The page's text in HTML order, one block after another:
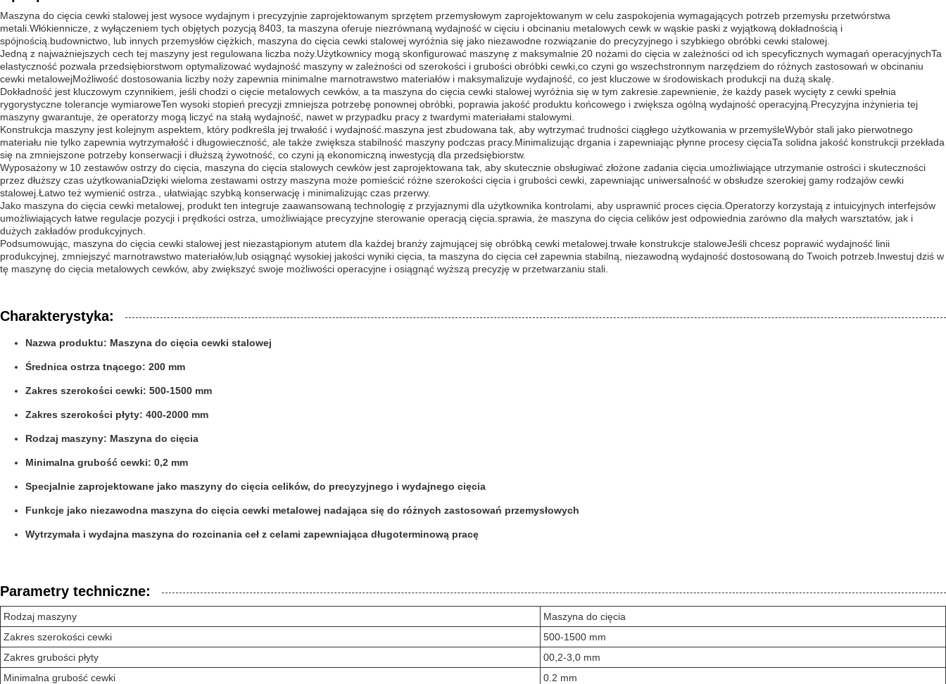
Maszyna do cięcia cewki stalowej jest wysoce wydajnym i precyzyjnie zaprojektowanym sprzętem przemysłowym zaprojektowanym w celu zaspokojenia wymagających potrzeb przemysłu przetwórstwa
metali.Włókiennicze, z wyłączeniem tych objętych pozycją 8403, ta maszyna oferuje niezrównaną wydajność w cięciu i obcinaniu metalowych cewk w wąskie paski z wyjątkową dokładnością i
spójnością.budownictwo, lub innych przemysłów ciężkich, maszyna do cięcia cewki stalowej wyróżnia się jako niezawodne rozwiązanie do precyzyjnego i szybkiego obróbki cewki stalowej.
Jedną z najważniejszych cech tej maszyny jest regulowana liczba noży.Użytkownicy mogą skonfigurować maszynę z maksymalnie 20 nożami do cięcia w zależności od ich specyficznych wymagań operacyjnychTa
elastyczność pozwala przedsiębiorstwom optymalizować wydajność maszyny w zależności od szerokości i grubości obróbki cewki,co czyni go wszechstronnym narzędziem do różnych zastosowań w obcinaniu
cewki metalowejMożliwość dostosowania liczby noży zapewnia minimalne marnotrawstwo materiałów i maksymalizuje wydajność, co jest kluczowe w środowiskach produkcji na dużą skalę.
Dokładność jest kluczowym czynnikiem, jeśli chodzi o cięcie metalowych cewków, a ta maszyna do cięcia cewki stalowej wyróżnia się w tym zakresie.zapewnienie, że każdy pasek wycięty z cewki spełnia
rygorystyczne tolerancje wymiaroweTen wysoki stopień precyzji zmniejsza potrzebę ponownej obróbki, poprawia jakość produktu końcowego i zwiększa ogólną wydajność operacyjną.Precyzyjna inżynieria tej
maszyny gwarantuje, że operatorzy mogą liczyć na stałą wydajność, nawet w przypadku pracy z twardymi materiałami stalowymi.
Konstrukcja maszyny jest kolejnym aspektem, który podkreśla jej trwałość i wydajność.maszyna jest zbudowana tak, aby wytrzymać trudności ciągłego użytkowania w przemyśleWybór stali jako pierwotnego
materiału nie tylko zapewnia wytrzymałość i długowieczność, ale także zwiększa stabilność maszyny podczas pracy.Minimalizując drgania i zapewniając płynne procesy cięciaTa solidna jakość konstrukcji przekłada
się na zmniejszone potrzeby konserwacji i dłuższą żywotność, co czyni ją ekonomiczną inwestycją dla przedsiębiorstw.
Wyposażony w 10 zestawów ostrzy do cięcia, maszyna do cięcia stalowych cewków jest zaprojektowana tak, aby skutecznie obsługiwać złożone zadania cięcia.umożliwiające utrzymanie ostrości i skuteczności
przez dłuższy czas użytkowaniaDzięki wieloma zestawami ostrzy maszyna może pomieścić różne szerokości cięcia i grubości cewki, zapewniając uniwersalność w obsłudze szerokiej gamy rodzajów cewki
stalowej.Łatwo też wymienić ostrza., ułatwiając szybką konserwację i minimalizując czas przerwy.
Jako maszyna do cięcia cewki metalowej, produkt ten integruje zaawansowaną technologię z przyjaznymi dla użytkownika kontrolami, aby usprawnić proces cięcia.Operatorzy korzystają z intuicyjnych interfejsów
umożliwiających łatwe regulacje pozycji i prędkości ostrza, umożliwiające precyzyjne sterowanie operacją cięcia.sprawia, że maszyna do cięcia celików jest odpowiednia zarówno dla małych warsztatów, jak i
dużych zakładów produkcyjnych.
Podsumowując, maszyna do cięcia cewki stalowej jest niezastąpionym atutem dla każdej branży zajmującej się obróbką cewki metalowej.trwałe konstrukcje staloweJeśli chcesz poprawić wydajność linii
produkcyjnej, zmniejszyć marnotrawstwo materiałów,lub osiągnąć wysokiej jakości wyniki cięcia, ta maszyna do cięcia ceł zapewnia stabilną, niezawodną wydajność dostosowaną do Twoich potrzeb.Inwestuj dziś w
tę maszynę do cięcia metalowych cewków, aby zwiększyć swoje możliwości operacyjne i osiągnąć wyższą precyzję w przetwarzaniu stali.
Charakterystyka:
Nazwa produktu: Maszyna do cięcia cewki stalowej
Średnica ostrza tnącego: 200 mm
Zakres szerokości cewki: 500-1500 mm
Zakres szerokości płyty: 400-2000 mm
Rodzaj maszyny: Maszyna do cięcia
Minimalna grubość cewki: 0,2 mm
Specjalnie zaprojektowane jako maszyny do cięcia celików, do precyzyjnego i wydajnego cięcia
Funkcje jako niezawodna maszyna do cięcia cewki metalowej nadająca się do różnych zastosowań przemysłowych
Wytrzymała i wydajna maszyna do rozcinania ceł z celami zapewniająca długoterminową pracę
Parametry techniczne:
Rodzaj maszyny
Maszyna do cięcia
Zakres szerokości cewki
500-1500 mm
Zakres grubości płyty
00,2-3,0 mm
Minimalna grubość cewki
0.2 mm